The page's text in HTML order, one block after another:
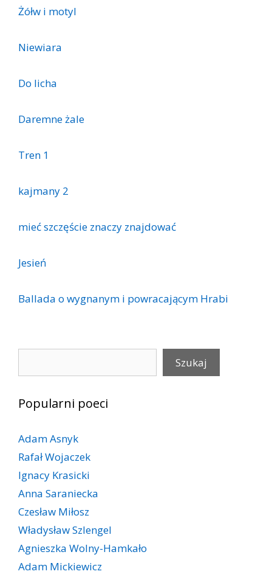
Żółw i motyl
Niewiara
Do licha
Daremne żale
Tren 1
kajmany 2
mieć szczęście znaczy znajdować
Jesień
Ballada o wygnanym i powracającym Hrabi
Szukaj
Popularni poeci
Adam Asnyk
Rafał Wojaczek
Ignacy Krasicki
Anna Saraniecka
Czesław Miłosz
Władysław Szlengel
Agnieszka Wolny-Hamkało
Adam Mickiewicz